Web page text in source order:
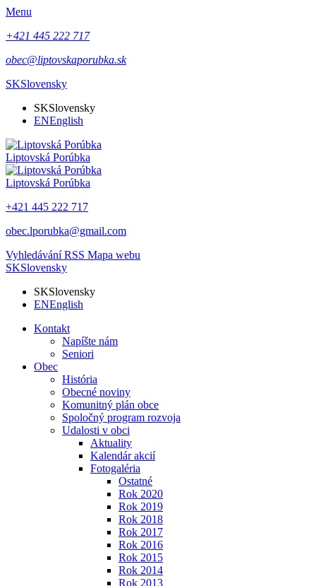
Menu
+421 445 222 717
obec@liptovskaporubka.sk
SKSlovensky
SKSlovensky
ENEnglish
Liptovská Porúbka
Liptovská Porúbka
+421 445 222 717
obec.lporubka@gmail.com
Vyhledávání RSS Mapa webu
SKSlovensky
SKSlovensky
ENEnglish
Kontakt
Napíšte nám
Seniori
Obec
História
Obecné noviny
Komunitný plán obce
Spoločný program rozvoja
Udalosti v obci
Aktuality
Kalendár akcií
Fotogaléria
Ostatné
Rok 2020
Rok 2019
Rok 2018
Rok 2017
Rok 2016
Rok 2015
Rok 2014
Rok 2013